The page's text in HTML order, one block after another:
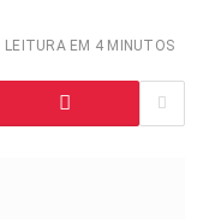
LEITURA EM 4 MINUTOS